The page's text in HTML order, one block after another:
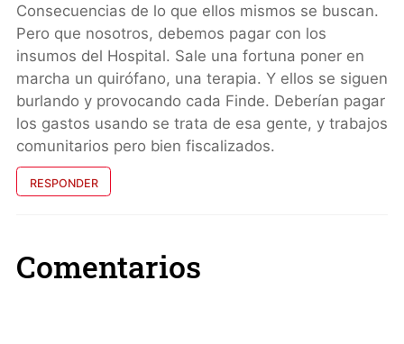
Consecuencias de lo que ellos mismos se buscan.
Pero que nosotros, debemos pagar con los
insumos del Hospital. Sale una fortuna poner en
marcha un quirófano, una terapia. Y ellos se siguen
burlando y provocando cada Finde. Deberían pagar
los gastos usando se trata de esa gente, y trabajos
comunitarios pero bien fiscalizados.
RESPONDER
Comentarios